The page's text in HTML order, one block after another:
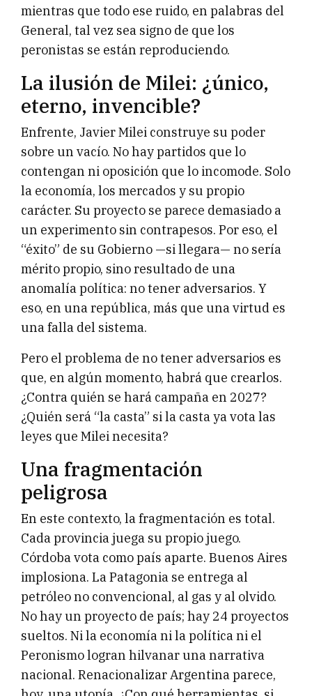
mientras que todo ese ruido, en palabras del
General, tal vez sea signo de que los
peronistas se están reproduciendo.
La ilusión de Milei: ¿único,
eterno, invencible?
Enfrente, Javier Milei construye su poder
sobre un vacío. No hay partidos que lo
contengan ni oposición que lo incomode. Solo
la economía, los mercados y su propio
carácter. Su proyecto se parece demasiado a
un experimento sin contrapesos. Por eso, el
“éxito” de su Gobierno —si llegara— no sería
mérito propio, sino resultado de una
anomalía política: no tener adversarios. Y
eso, en una república, más que una virtud es
una falla del sistema.
Pero el problema de no tener adversarios es
que, en algún momento, habrá que crearlos.
¿Contra quién se hará campaña en 2027?
¿Quién será “la casta” si la casta ya vota las
leyes que Milei necesita?
Una fragmentación
peligrosa
En este contexto, la fragmentación es total.
Cada provincia juega su propio juego.
Córdoba vota como país aparte. Buenos Aires
implosiona. La Patagonia se entrega al
petróleo no convencional, al gas y al olvido.
No hay un proyecto de país; hay 24 proyectos
sueltos. Ni la economía ni la política ni el
Peronismo logran hilvanar una narrativa
nacional. Renacionalizar Argentina parece,